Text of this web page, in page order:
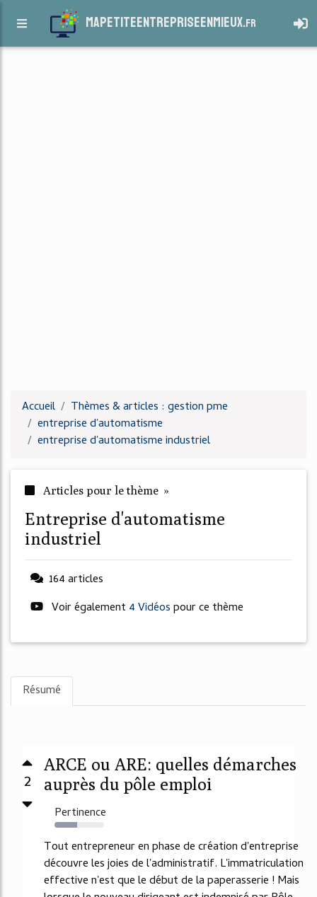
mapetiteentrepriseenmieux.fr
Accueil
Thèmes & articles : gestion pme
entreprise d'automatisme
entreprise d'automatisme industriel
Articles pour le thème »
entreprise d'automatisme
industriel
164 articles
Voir également 4 Vidéospour ce thème
Résumé
2
ARCE ou ARE: quelles démarches
auprès du pôle emploi
Pertinence
46%
Tout entrepreneur en phase de création d'entreprise
découvre les joies de l'administratif. L'immatriculation
effective n'est que le début de la paperasserie ! Mais